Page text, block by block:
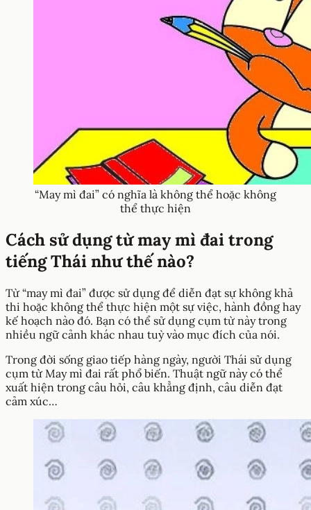
“May mì đai” có nghĩa là không thể hoặc không
thể thực hiện
Cách sử dụng từ may mì đai trong
tiếng Thái như thế nào?
Từ “may mì đai” được sử dụng để diễn đạt sự không khả
thi hoặc không thể thực hiện một sự việc, hành đồng hay
kế hoạch nào đó. Bạn có thể sử dụng cụm từ này trong
nhiều ngữ cảnh khác nhau tuỳ vào mục đích của nói.
Trong đời sống giao tiếp hàng ngày, người Thái sử dụng
cụm từ May mì đai rất phổ biến. Thuật ngữ này có thể
xuất hiện trong câu hỏi, câu khẳng định, câu diễn đạt
cảm xúc…